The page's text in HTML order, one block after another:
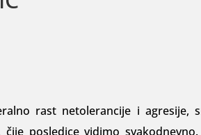
rast netoleran­cije i agresije,
posledice vidimo